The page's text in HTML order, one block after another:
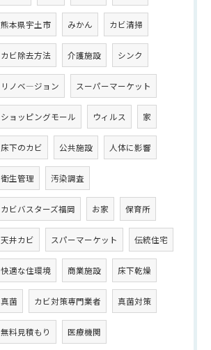
熊本県宇土市 みかん カビ清掃
カビ除去方法 介護施設 シンク
リノベ―ジョン スーパーマーケット
ショッピングモール ウィルス 家
床下のカビ 公共施設 人体に影響
衛生管理 汚染調査
カビバスターズ福岡 お家 保育所
天井カビ スパーマーケット 伝統住宅
快適な住環境 商業施設 床下乾燥
真菌 カビ対策専門業者 真菌対策
無料見積もり 医療機関